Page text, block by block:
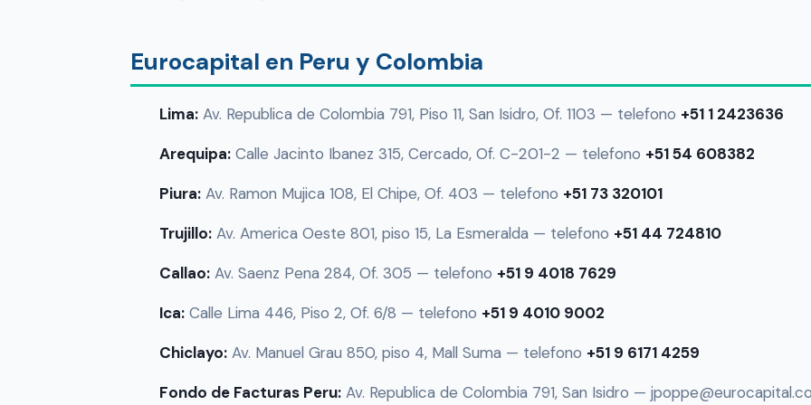
Eurocapital en Peru y Colombia
Lima: Av. Republica de Colombia 791, Piso 11, San Isidro, Of. 1103 — telefono +51 1 2423636
Arequipa: Calle Jacinto Ibanez 315, Cercado, Of. C-201-2 — telefono +51 54 608382
Piura: Av. Ramon Mujica 108, El Chipe, Of. 403 — telefono +51 73 320101
Trujillo: Av. America Oeste 801, piso 15, La Esmeralda — telefono +51 44 724810
Callao: Av. Saenz Pena 284, Of. 305 — telefono +51 9 4018 7629
Ica: Calle Lima 446, Piso 2, Of. 6/8 — telefono +51 9 4010 9002
Chiclayo: Av. Manuel Grau 850, piso 4, Mall Suma — telefono +51 9 6171 4259
Fondo de Facturas Peru: Av. Republica de Colombia 791, San Isidro —